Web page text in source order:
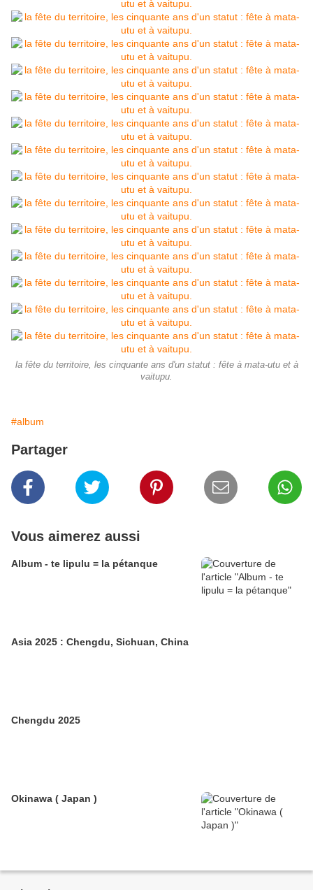
la fête du territoire, les cinquante ans d'un statut : fête à mata-utu et à
vaitupu.
#album
Partager
Vous aimerez aussi
Album - te lipulu = la pétanque
Asia 2025 : Chengdu, Sichuan, China
Chengdu 2025
Okinawa ( Japan )